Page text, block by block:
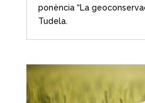
ponència “La
Tudela.